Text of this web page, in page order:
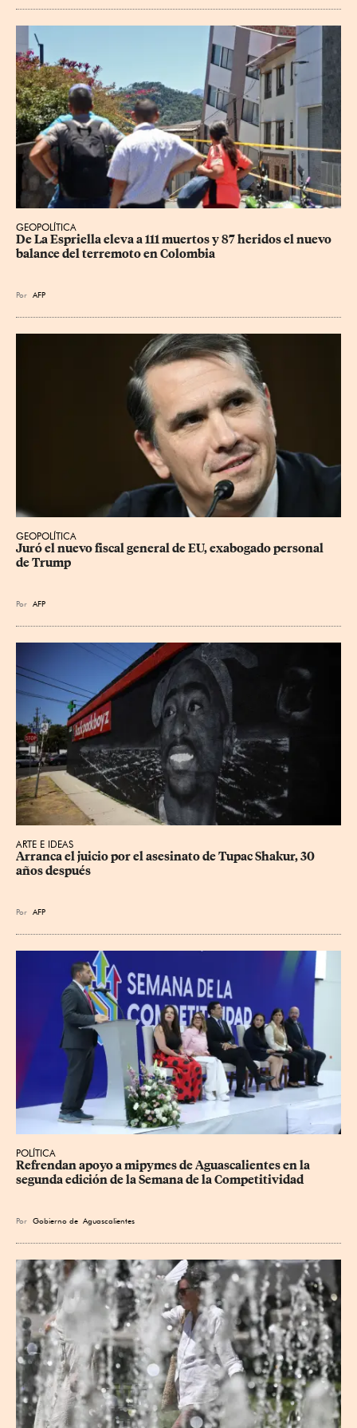
GEOPOLÍTICA
De La Espriella eleva a 111 muertos y 87 heridos el nuevo
balance del terremoto en Colombia
Por AFP
GEOPOLÍTICA
Juró el nuevo fiscal general de EU, exabogado personal
de Trump
Por AFP
ARTE E IDEAS
Arranca el juicio por el asesinato de Tupac Shakur, 30
años después
Por AFP
POLÍTICA
Refrendan apoyo a mipymes de Aguascalientes en la
segunda edición de la Semana de la Competitividad
Por Gobierno de Aguascalientes